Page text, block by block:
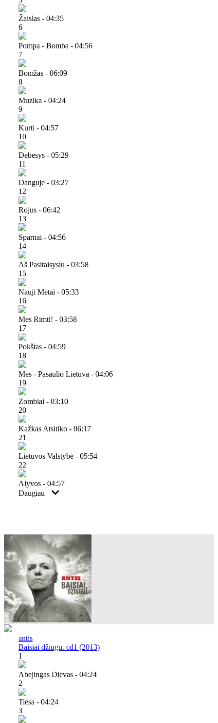
Žaislas - 04:35
6
Pompa - Bomba - 04:56
7
Bomžas - 06:09
8
Muzika - 04:24
9
Kurti - 04:57
10
Debesys - 05:29
11
Danguje - 03:27
12
Rojus - 06:42
13
Sparnai - 04:56
14
Aš Pasitaisysiu - 03:58
15
Nauji Metai - 05:33
16
Mes Rimti! - 03:58
17
Pokštas - 04:59
18
Mes - Pasaulio Lietuva - 04:06
19
Zombiai - 03:10
20
Kažkas Atsitiko - 06:17
21
Lietuvos Valstybė - 05:54
22
Alyvos - 04:57
Daugiau
antis
Baisiai džiugu. cd1 (2013)
1
Abejingas Dievas - 04:24
2
Tiesa - 04:24
3